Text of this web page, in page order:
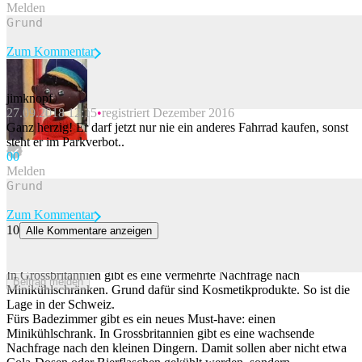
Melden
Beitrag melden
Zum Kommentar
jimknopf
27.09.2018 12:15 registriert Dezember 2016
Ganz herzig! Er darf jetzt nur nie ein anderes Fahrrad kaufen, sonst
steht er im Parkverbot..
00
Melden
Beitrag melden
Zum Kommentar
10 Alle Kommentare anzeigen
In Grossbritannien gibt es eine vermehrte Nachfrage nach
Minikühlschränken. Grund dafür sind Kosmetikprodukte. So ist die
Lage in der Schweiz.
Fürs Badezimmer gibt es ein neues Must-have: einen
Minikühlschrank. In Grossbritannien gibt es eine wachsende
Nachfrage nach den kleinen Dingern. Damit sollen aber nicht etwa